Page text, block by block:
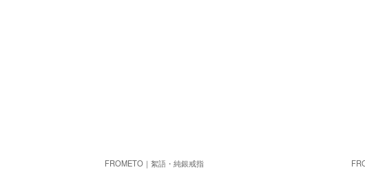
FROMETO｜絮語・純銀戒指